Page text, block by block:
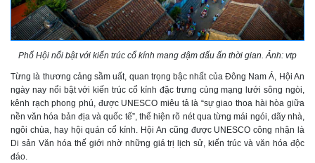
Phố Hội nổi bật với kiến trúc cổ kính mang đậm dấu ấn thời gian. Ảnh: vtp
Từng là thương cảng sầm uất, quan trọng bậc nhất của Đông Nam Á, Hội An
ngày nay nổi bật với kiến trúc cổ kính đặc trưng cùng mạng lưới sông ngòi,
kênh rạch phong phú, được UNESCO miêu tả là “sự giao thoa hài hòa giữa
nền văn hóa bản địa và quốc tế”, thể hiện rõ nét qua từng mái ngói, dãy nhà,
ngôi chùa, hay hội quán cổ kính. Hội An cũng được UNESCO công nhận là
Di sản Văn hóa thế giới nhờ những giá trị lịch sử, kiến trúc và văn hóa độc
đáo.